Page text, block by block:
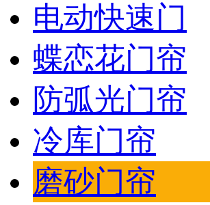
电动快速门
蝶恋花门帘
防弧光门帘
冷库门帘
磨砂门帘